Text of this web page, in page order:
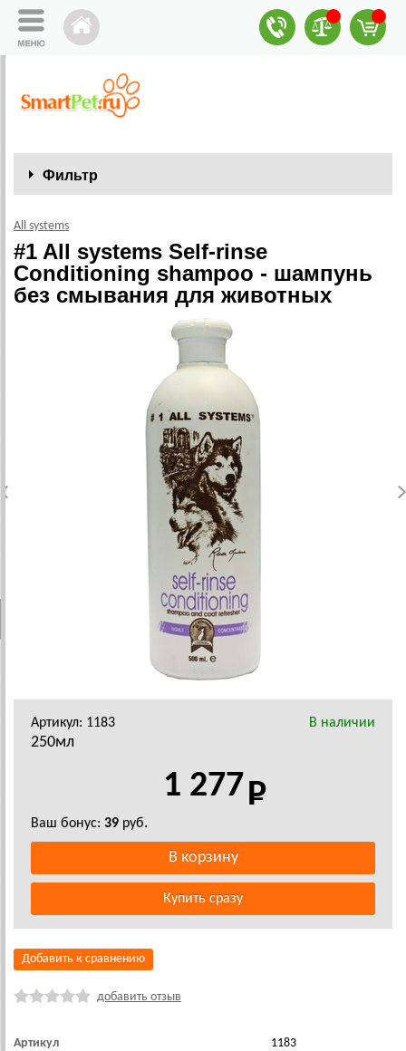
Фильтр
All systems
#1 All systems Self-rinse
Conditioning shampoo - шампунь
без смывания для животных
Артикул: 1183 В наличии
250мл
1 277
Ваш бонус: 39 руб.
Добавить к сравнению
добавить отзыв
Артикул 1183